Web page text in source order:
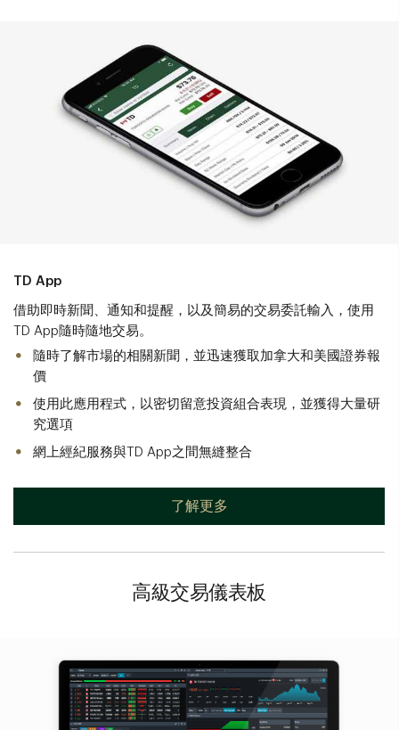
TD App
借助即時新聞、通知和提醒，以及簡易的交易委託輸入，使用
TD App隨時隨地交易。
隨時了解市場的相關新聞，並迅速獲取加拿大和美國證券報
價
使用此應用程式，以密切留意投資組合表現，並獲得大量研
究選項
網上經紀服務與TD App之間無縫整合
了解更多
高級交易儀表板